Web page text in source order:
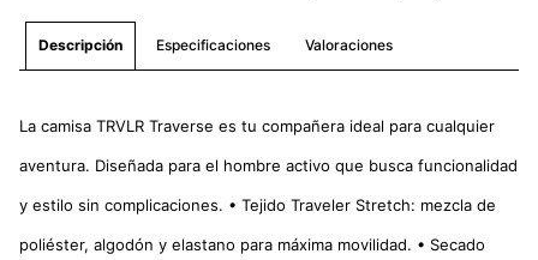
Descripción Especificaciones Valoraciones
La camisa TRVLR Traverse es tu compañera ideal para cualquier
aventura. Diseñada para el hombre activo que busca funcionalidad
y estilo sin complicaciones. • Tejido Traveler Stretch: mezcla de
poliéster, algodón y elastano para máxima movilidad. • Secado